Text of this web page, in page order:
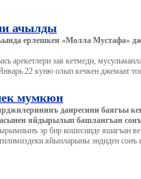
ачылды
ерлешкен «Молла Мустафа»
арекетлери зая кетмеди,
22 куню олып кечкен джемаат
мумкюн
даиресини баягъы
яйдырылып башлангъан
эр бир кошесинде яшагъан ве
яйынларыны эндиден сонъ